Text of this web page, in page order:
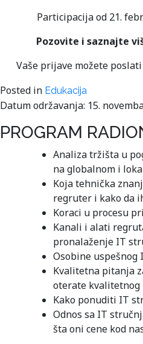
Participacija od 21.
Pozovite i saznajte
Vaše prijave možete
Posted in Edukacija
Datum održavanja: 15.
PROGRAM
Analiza tržišta u
na globalnom i
Koja tehnička
regruter i kako da
Koraci u procesu
Kanali i alati
pronalaženje IT
Osobine
Kvalitetna pitanja
oterate kvalitetnog
Kako ponuditi IT
Odnos sa IT
šta oni cene kod